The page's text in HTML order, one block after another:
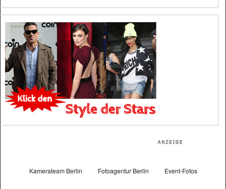
Kamerateam Berlin Fotoagentur Berlin Event-Fotos